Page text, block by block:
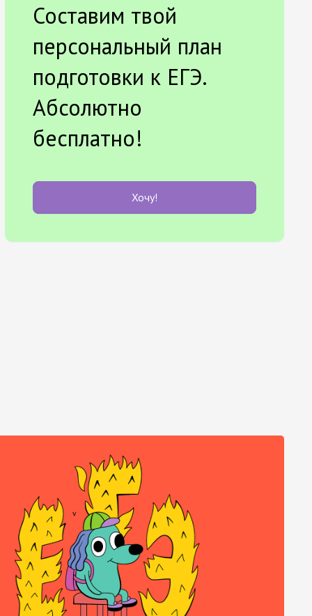
Составим твой
персональный план
подготовки к ЕГЭ.
Абсолютно
бесплатно!
Хочу!